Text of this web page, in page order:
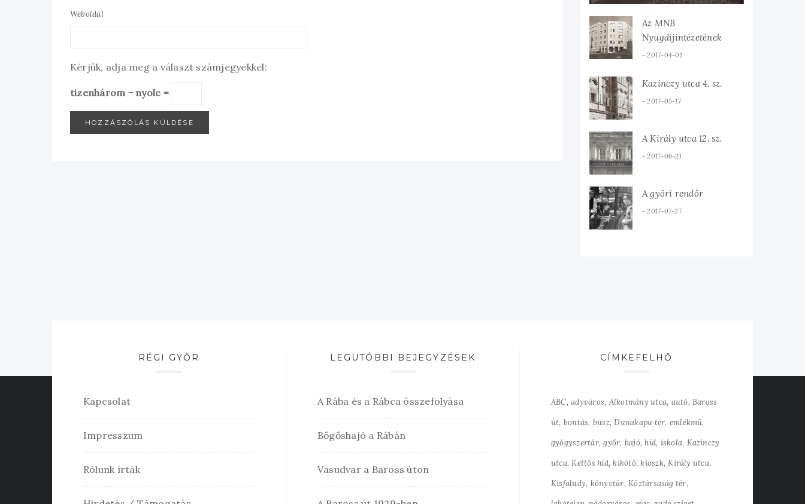
Weboldal
Kérjük, adja meg a választ számjegyekkel:
tizenhárom − nyolc =
Az MNB
Nyugdíjintézetének
bérháza
2017-04-01
Kazinczy utca 4. sz.
2017-05-17
A Király utca 12. sz.
2017-06-21
A győri rendőr
2017-07-27
RÉGI GYŐR
Kapcsolat
Impresszum
Rólunk írták
LEGUTÓBBI BEJEGYZÉSEK
A Rába és a Rábca összefolyása
Bőgőshajó a Rábán
Vasudvar a Baross úton
CÍMKEFELHŐ
ABC adyváros Alkotmány utca autó Baross
út bontás busz Dunakapu tér emlékmű
gyógyszertár győr hajó híd iskola Kazinczy
utca Kettős híd kikötő kioszk Király utca
Kisfaludy könyvtár Köztársaság tér